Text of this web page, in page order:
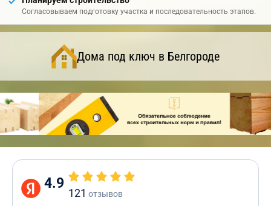
Согласовываем подготовку участка и последовательность этапов.
Дома под ключ в Белгороде
4.9
121 отзывов